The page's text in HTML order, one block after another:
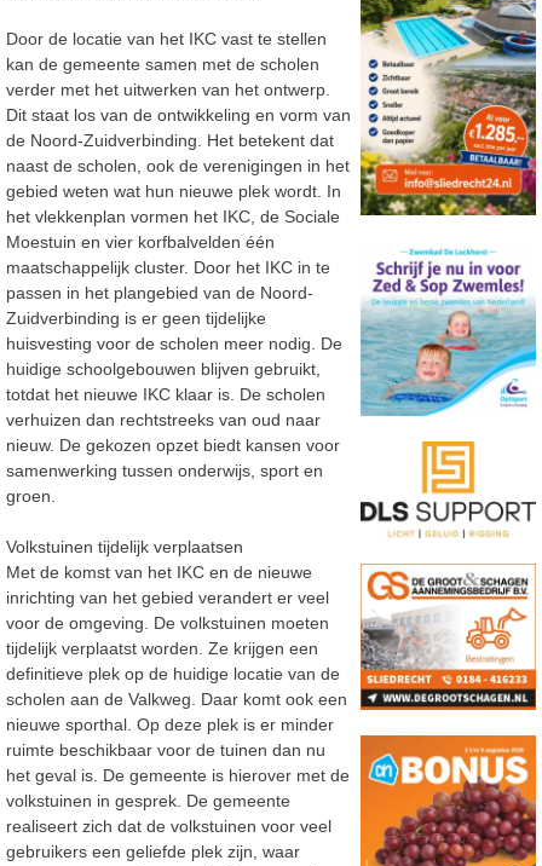
Door de locatie van het IKC vast te stellen
kan de gemeente samen met de scholen
verder met het uitwerken van het ontwerp.
Dit staat los van de ontwikkeling en vorm van
de Noord-Zuidverbinding. Het betekent dat
naast de scholen, ook de verenigingen in het
gebied weten wat hun nieuwe plek wordt. In
het vlekkenplan vormen het IKC, de Sociale
Moestuin en vier korfbalvelden één
maatschappelijk cluster. Door het IKC in te
passen in het plangebied van de Noord-
Zuidverbinding is er geen tijdelijke
huisvesting voor de scholen meer nodig. De
huidige schoolgebouwen blijven gebruikt,
totdat het nieuwe IKC klaar is. De scholen
verhuizen dan rechtstreeks van oud naar
nieuw. De gekozen opzet biedt kansen voor
samenwerking tussen onderwijs, sport en
groen.
Volkstuinen tijdelijk verplaatsen
Met de komst van het IKC en de nieuwe
inrichting van het gebied verandert er veel
voor de omgeving. De volkstuinen moeten
tijdelijk verplaatst worden. Ze krijgen een
definitieve plek op de huidige locatie van de
scholen aan de Valkweg. Daar komt ook een
nieuwe sporthal. Op deze plek is er minder
ruimte beschikbaar voor de tuinen dan nu
het geval is. De gemeente is hierover met de
volkstuinen in gesprek. De gemeente
realiseert zich dat de volkstuinen voor veel
gebruikers een geliefde plek zijn, waar